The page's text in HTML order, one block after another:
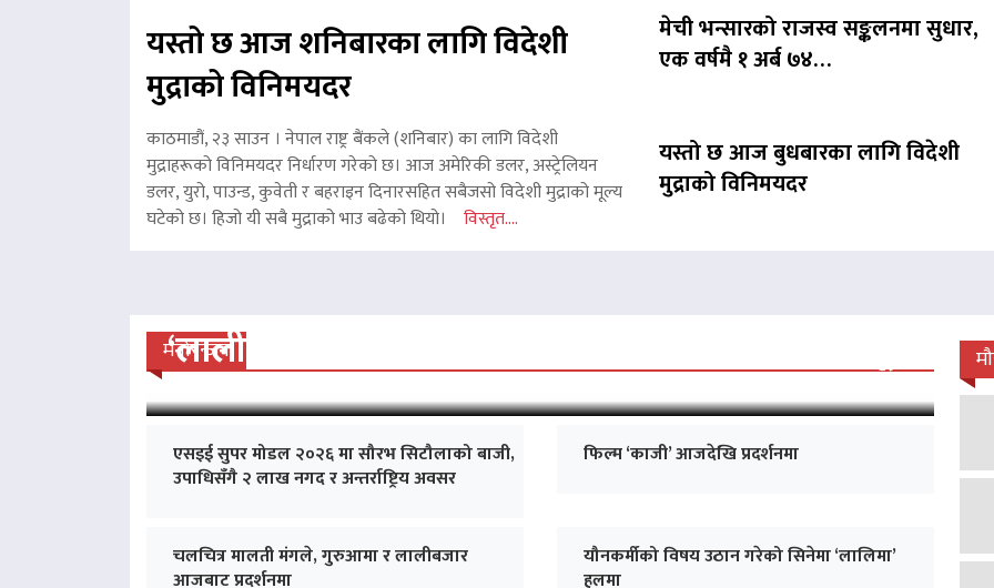
यस्तो छ आज शनिबारका लागि विदेशी
मुद्राको विनिमयदर
काठमाडौं, २३ साउन । नेपाल राष्ट्र बैंकले (शनिबार) का लागि विदेशी
मुद्राहरूको विनिमयदर निर्धारण गरेको छ। आज अमेरिकी डलर, अस्ट्रेलियन
डलर, युरो, पाउन्ड, कुवेती र बहराइन दिनारसहित सबैजसो विदेशी मुद्राको मूल्य
घटेको छ। हिजो यी सबै मुद्राको भाउ बढेको थियो। विस्तृत....
मेची भन्सारको राजस्व सङ्कलनमा सुधार,
एक वर्षमै १ अर्ब ७४…
यस्तो छ आज बुधबारका लागि विदेशी
मुद्राको विनिमयदर
मनोरन्जन
‘लालीबजार’को सफल यात्रा जारी, प्रदर्शनको ५१औँ दिन पूरा
एसइई सुपर मोडल २०२६ मा सौरभ सिटौलाको बाजी,
उपाधिसँगै २ लाख नगद र अन्तर्राष्ट्रिय अवसर
फिल्म ‘काजी’ आजदेखि प्रदर्शनमा
चलचित्र मालती मंगले, गुरुआमा र लालीबजार
आजबाट प्रदर्शनमा
यौनकर्मीको विषय उठान गरेको सिनेमा ‘लालिमा’
हलमा